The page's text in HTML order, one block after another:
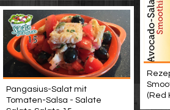
(Red
Pangasius-Salat mit
Tomaten-Salsa - Salate